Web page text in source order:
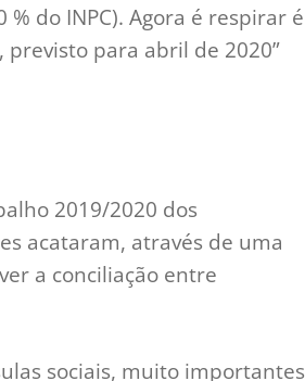
do INPC). Agora é respirar é
para abril de 2020”
2019/2020 dos
acataram, através de uma
a conciliação entre
sociais, muito importantes